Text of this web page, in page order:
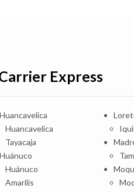
Express
Huancavelica
Huancavelica
Tayacaja
Huánuco
Huánuco
Amarilis